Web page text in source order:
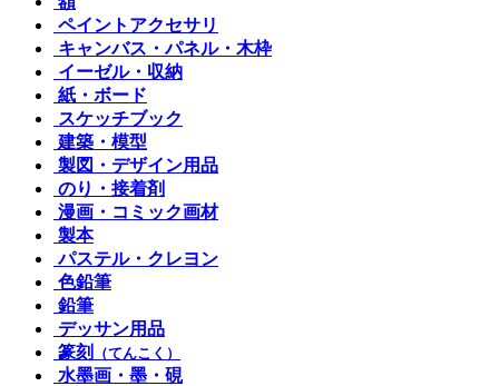
ペイントアクセサリ
キャンバス・パネル・木枠
イーゼル・収納
紙・ボード
スケッチブック
建築・模型
製図・デザイン用品
のり・接着剤
漫画・コミック画材
製本
パステル・クレヨン
色鉛筆
鉛筆
デッサン用品
篆刻
（てんこく）
水墨画・墨・硯